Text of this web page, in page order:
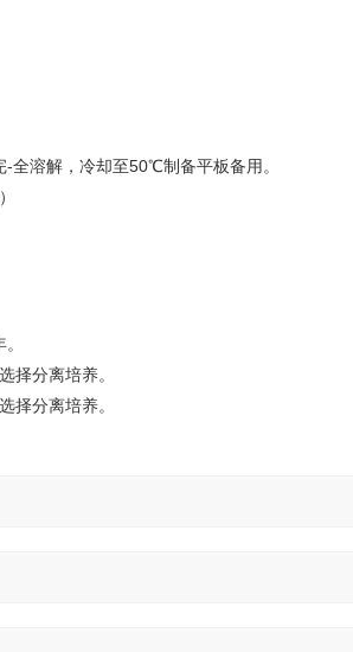
全溶解，冷却至50℃制备平板备用。
择分离培养。
择分离培养。